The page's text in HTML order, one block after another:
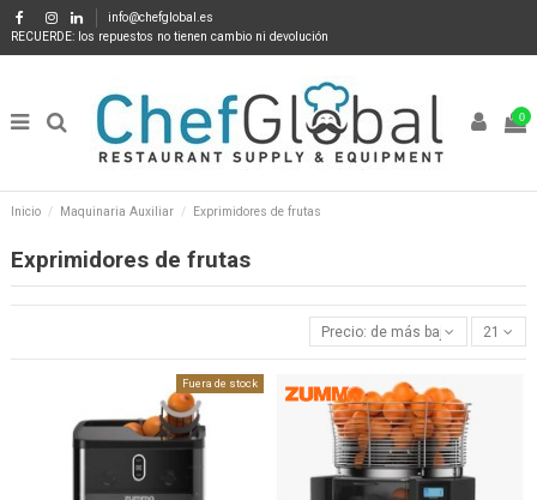
info@chefglobal.es
RECUERDE: los repuestos no tienen cambio ni devolución
0
Inicio Maquinaria Auxiliar Exprimidores de frutas
Exprimidores de frutas
Precio: de más bajo a más alto
21
Fuera de stock